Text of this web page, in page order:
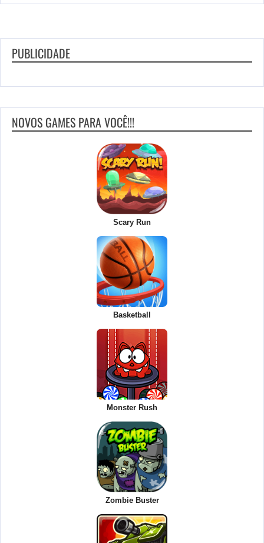
PUBLICIDADE
NOVOS GAMES PARA VOCÊ!!!
Scary Run
Basketball
Monster Rush
Zombie Buster